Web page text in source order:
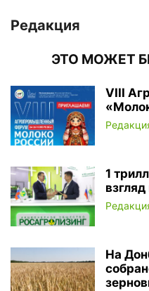
Редакция
ЭТО МОЖЕТ
VIII
1
На